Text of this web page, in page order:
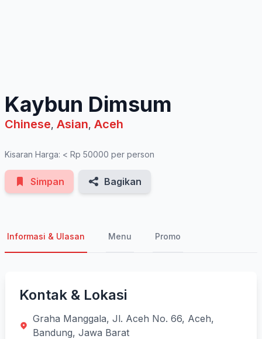
Kaybun Dimsum
Chinese, Asian, Aceh
Kisaran Harga: < Rp 50000 per person
Simpan Bagikan
Informasi & Ulasan Menu Promo
Kontak & Lokasi
Graha Manggala, Jl. Aceh No. 66, Aceh,
Bandung, Jawa Barat